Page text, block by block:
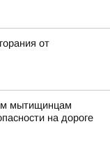
от
мытищинцам
на дороге